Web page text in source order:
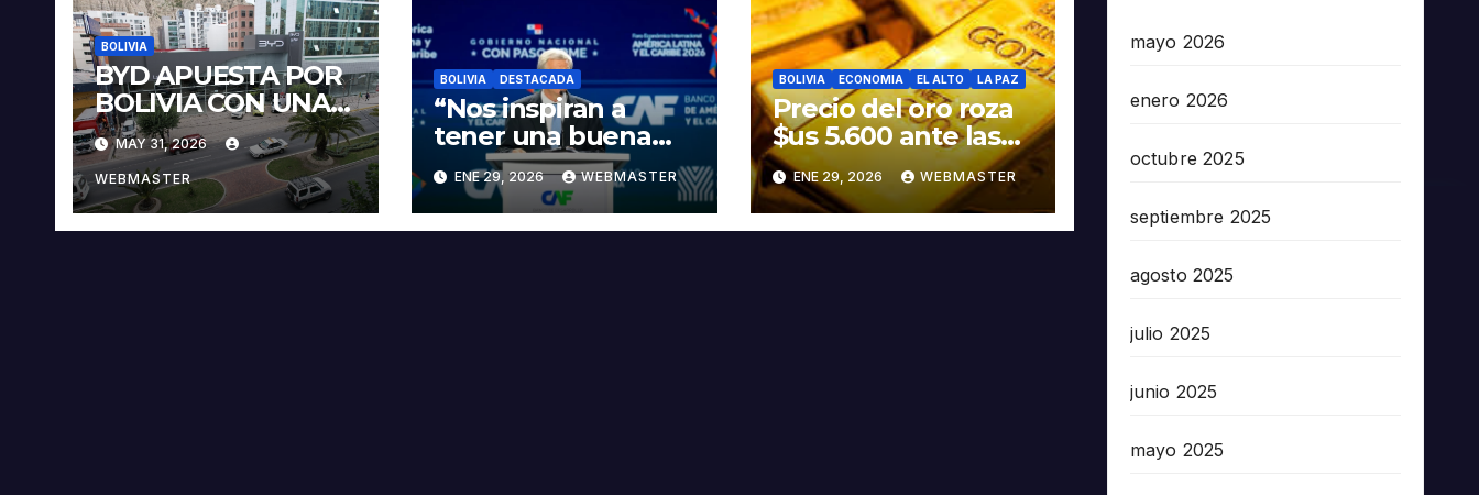
BOLIVIA
BYD APUESTA POR
BOLIVIA CON UNA
PROPUESTA
INTEGRAL PARA
IMPULSAR LA
ELECTROMOVILIDA
D Y LA
MAY 31, 2026
WEBMASTER
BOLIVIA DESTACADA
“Nos inspiran a
tener una buena
vecindad”, Kast
sobre discurso del
presidente Rodrigo
ENE 29, 2026 WEBMASTER
BOLIVIA ECONOMIA EL ALTO LA PAZ
Precio del oro roza
$us 5.600 ante las
amenazas de
Trump contra Irán
ENE 29, 2026 WEBMASTER
mayo 2026
enero 2026
octubre 2025
septiembre 2025
agosto 2025
julio 2025
junio 2025
mayo 2025